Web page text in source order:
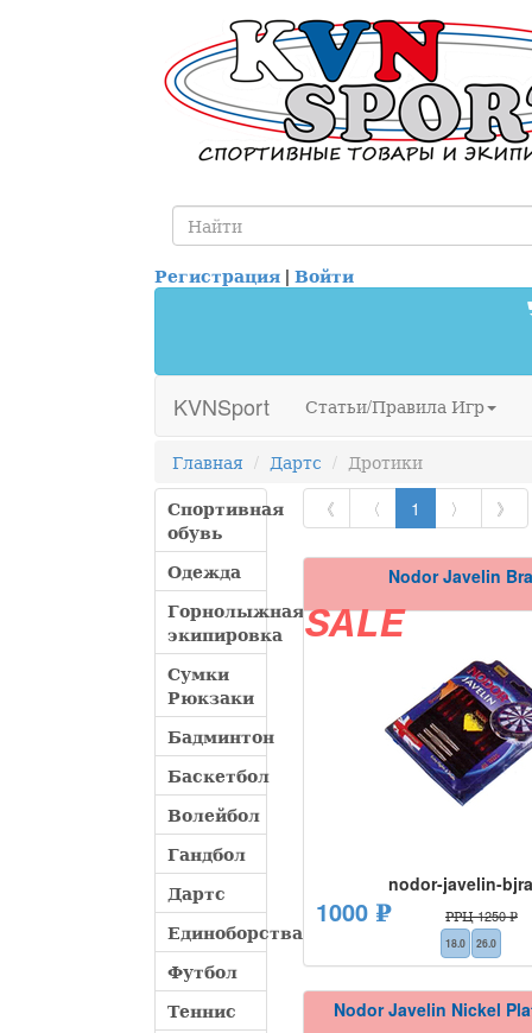
Регистрация | Войти
KVNSport Статьи/Правила Игр
Главная Дартс
Дротики
Спортивная
обувь
Одежда
Горнолыжная
экипировка
Сумки
Рюкзаки
Бадминтон
Баскетбол
Волейбол
Гандбол
Дартс
Единоборства
Футбол
Теннис
《 〈 1 〉 》
Nodor Javelin
SALE
nodor-javelin-
1000 ₽ РРЦ 1250 ₽
18.0 26.0
Nodor Javelin Nickel